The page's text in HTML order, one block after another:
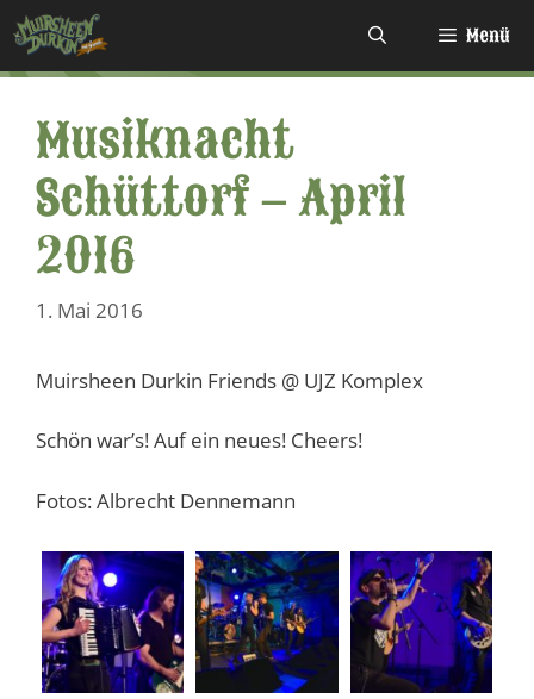
Zum
Inhalt
springen
Menü
Musiknacht
Schüttorf – April
2016
1. Mai 2016
Muirsheen Durkin Friends @ UJZ Komplex
Schön war’s! Auf ein neues! Cheers!
Fotos: Albrecht Dennemann